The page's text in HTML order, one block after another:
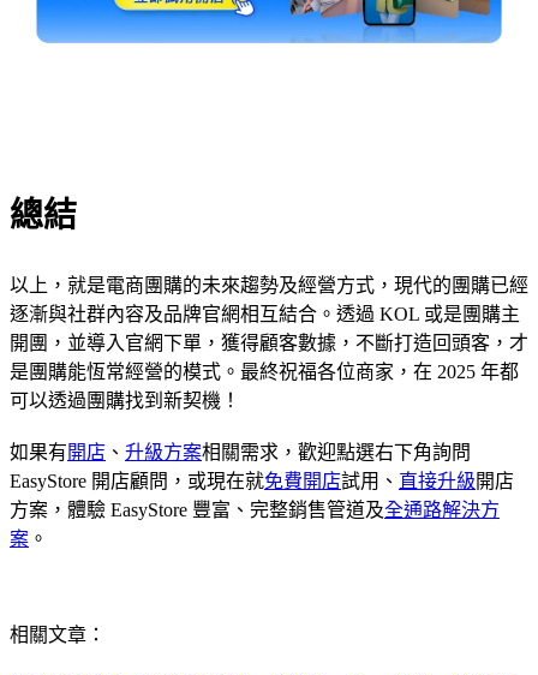
總結
以上，就是電商團購的未來趨勢及經營方式，現代的團購已經
逐漸與社群內容及品牌官網相互結合。透過 KOL 或是團購主
開團，並導入官網下單，獲得顧客數據，不斷打造回頭客，才
是團購能恆常經營的模式。最終祝福各位商家，在 2025 年都
可以透過團購找到新契機！
如果有開店 、 升級方案相關需求，歡迎點選右下角詢問
EasyStore 開店顧問，或現在就免費開店試用、 直接升級開店
方案，體驗 EasyStore 豐富、完整銷售管道及全通路解決方
案 。
相關文章：